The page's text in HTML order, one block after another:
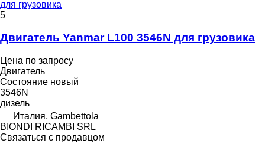
для грузовика
5
Двигатель Yanmar L100 3546N для грузовика
Цена по запросу
Двигатель
Состояние новый
3546N
дизель
Италия, Gambettola
BIONDI RICAMBI SRL
Связаться с продавцом